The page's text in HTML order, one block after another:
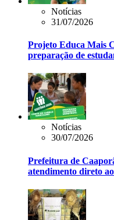
Notícias
31/07/2026
Projeto Educa Mais
preparação de
Notícias
30/07/2026
Prefeitura de
atendimento direto